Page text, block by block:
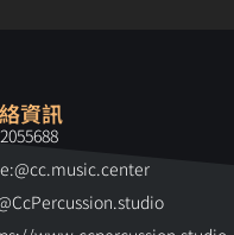
資訊